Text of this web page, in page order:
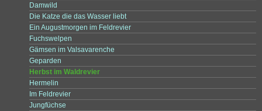
Damwild
Die Katze die das Wasser liebt
Ein Augustmorgen im Feldrevier
Fuchswelpen
Gämsen im Valsavarenche
Geparden
Herbst im Waldrevier
Hermelin
Im Feldrevier
Jungfüchse